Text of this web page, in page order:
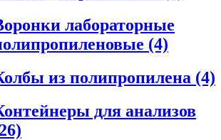
лабораторные
(4)
из полипропилена (4)
для анализов